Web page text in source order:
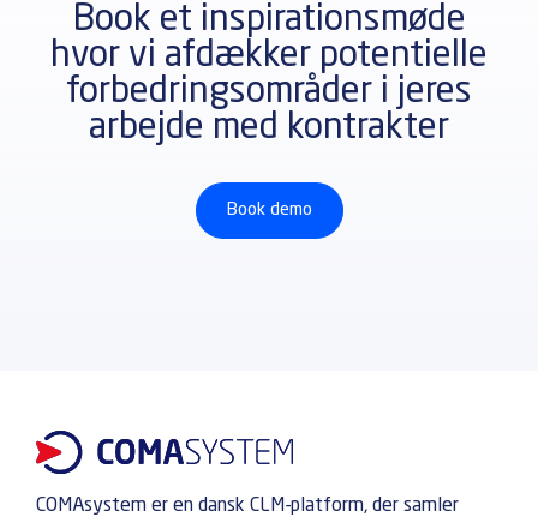
Book et inspirationsmøde
hvor vi afdækker potentielle
forbedringsområder i jeres
arbejde med kontrakter
Book demo
COMAsystem er en dansk CLM-platform, der samler